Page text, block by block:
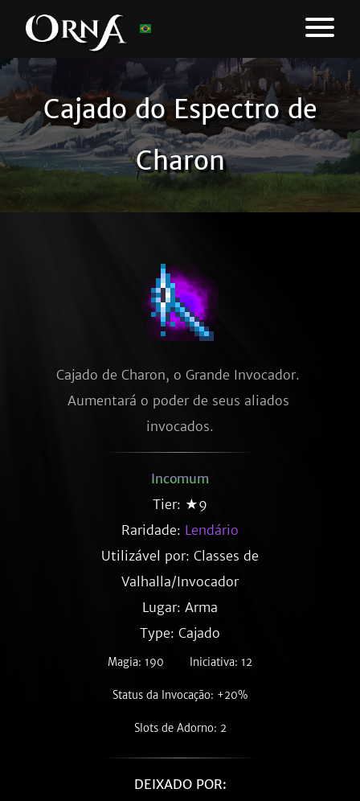
Cajado do Espectro de
Charon
Cajado de Charon, o Grande Invocador.
Aumentará o poder de seus aliados
invocados.
Incomum
Tier: ★9
Raridade: Lendário
Utilizável por: Classes de
Valhalla/Invocador
Lugar: Arma
Type: Cajado
Magia: 190 Iniciativa: 12
Status da Invocação: +20%
Slots de Adorno: 2
DEIXADO POR: